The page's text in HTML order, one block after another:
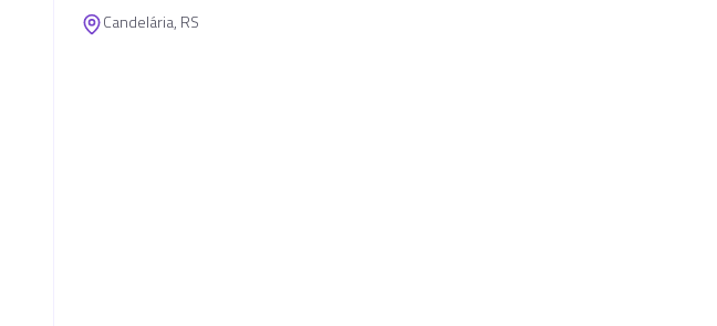
Candelária, RS